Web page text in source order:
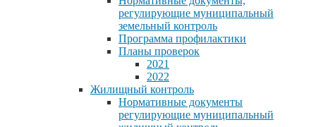
регулирующие муниципальный
земельный контроль
Программа профилактики
Планы проверок
2021
2022
Жилищный контроль
Нормативные документы
регулирующие муниципальный